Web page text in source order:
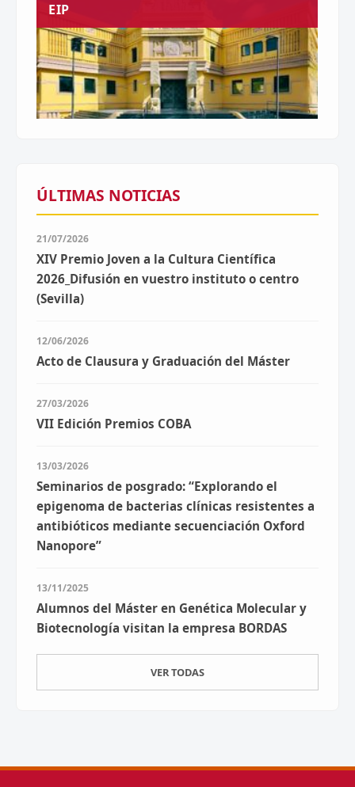
EIP
ÚLTIMAS NOTICIAS
21/07/2026
XIV Premio Joven a la Cultura Científica
2026_Difusión en vuestro instituto o centro
(Sevilla)
12/06/2026
Acto de Clausura y Graduación del Máster
27/03/2026
VII Edición Premios COBA
13/03/2026
Seminarios de posgrado: “Explorando el
epigenoma de bacterias clínicas resistentes a
antibióticos mediante secuenciación Oxford
Nanopore”
13/11/2025
Alumnos del Máster en Genética Molecular y
Biotecnología visitan la empresa BORDAS
VER TODAS